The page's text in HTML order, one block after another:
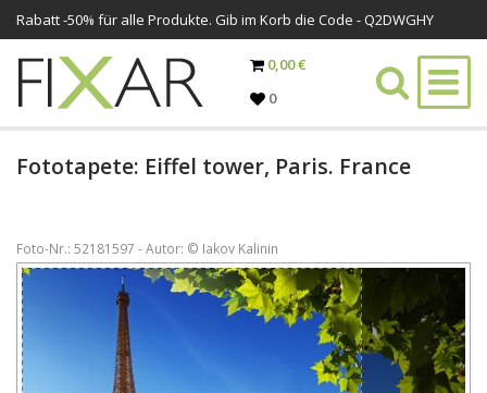
Rabatt -50% für alle Produkte. Gib im Korb die Code - Q2DWGHY
0,00 €
0
Fototapete: Eiffel tower, Paris. France
Foto-Nr.: 52181597 - Autor: © Iakov Kalinin